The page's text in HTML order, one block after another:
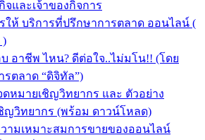
จและเจ้าของกิจการ
ให้ บริการที่ปรึกษาการตลาด ออนไลน์ (
)
อาชีพ ไหน? ดีต่อใจ..ไม่มโน!! (โดย
รตลาด “ดิจิทัล”)
ดหมายเชิญวิทยากร และ ตัวอย่าง
ญวิทยากร (พร้อม ดาวน์โหลด)
ามเหมาะสมการขายของออนไลน์